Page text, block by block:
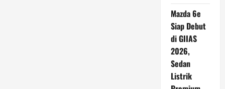
Mazda 6e
Siap Debut
di GIIAS
2026,
Sedan
Listrik